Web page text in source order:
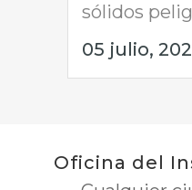
sólidos
05 julio,
Oficina del